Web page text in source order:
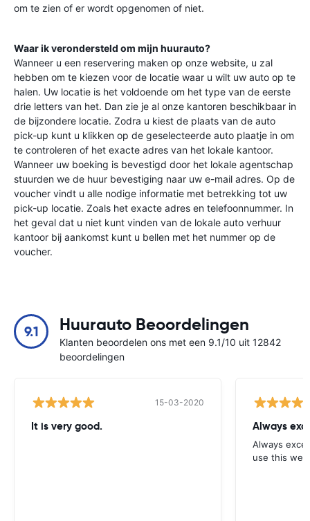
om te zien of er wordt opgenomen of niet.
Waar ik verondersteld om mijn huurauto?
Wanneer u een reservering maken op onze website, u zal
hebben om te kiezen voor de locatie waar u wilt uw auto op te
halen. Uw locatie is het voldoende om het type van de eerste
drie letters van het. Dan zie je al onze kantoren beschikbaar in
de bijzondere locatie. Zodra u kiest de plaats van de auto
pick-up kunt u klikken op de geselecteerde auto plaatje in om
te controleren of het exacte adres van het lokale kantoor.
Wanneer uw boeking is bevestigd door het lokale agentschap
stuurden we de huur bevestiging naar uw e-mail adres. Op de
voucher vindt u alle nodige informatie met betrekking tot uw
pick-up locatie. Zoals het exacte adres en telefoonnummer. In
het geval dat u niet kunt vinden van de lokale auto verhuur
kantoor bij aankomst kunt u bellen met het nummer op de
voucher.
9.1 Huurauto Beoordelingen
Klanten beoordelen ons met een 9.1/10 uit 12842
beoordelingen
15-03-2020
It is very good. Always
Always
use this